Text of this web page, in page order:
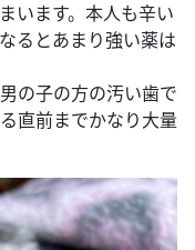
います。本人も辛い
るとあまり強い薬は
の子の方の汚い歯で
直前までかなり大量